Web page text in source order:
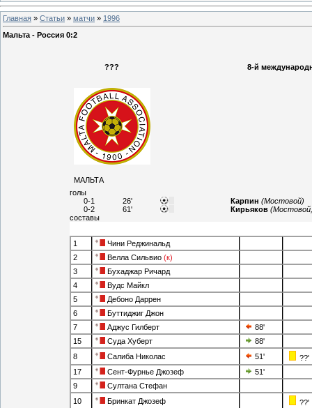
Главная » Статьи » матчи » 1996
Мальта - Россия 0:2
??? 8-й
МАЛЬТА
голы
0-1
26' Карпин (Мостовой)
0-2
61' Кирьяков
составы
1
Чини Реджинальд
2
Велла Сильвио (к)
3
Бухаджар Ричард
4
Вудс Майкл
5
Дебоно Даррен
6
Буттиджиг Джон
7
Аджус Гилберт
88'
15
Суда Хуберт
88'
8
Салиба Николас 51'
??'
17
Сент-Фурнье Джозеф
51'
9
Султана Стефан
10
Бринкат Джозеф
??'